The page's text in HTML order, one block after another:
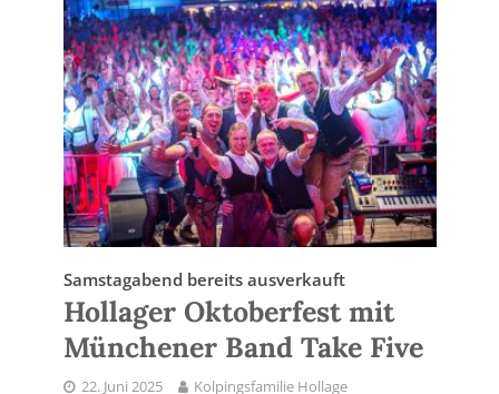
Samstagabend bereits ausverkauft
Hollager Oktoberfest mit
Münchener Band Take Five
22. Juni 2025
Kolpingsfamilie Hollage